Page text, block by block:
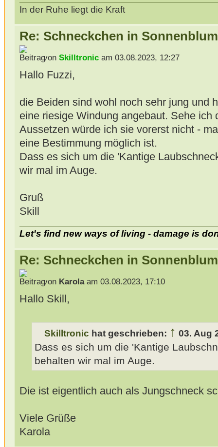
In der Ruhe liegt die Kraft
Re: Schneckchen in
von Skilltronicam 03.08.2023, 12:27
Hallo Fuzzi,
die Beiden sind wohl noch sehr jung und
eine riesige Windung angebaut. Sehe ich
Aussetzen würde ich sie vorerst nicht -
eine Bestimmung möglich ist.
Dass es sich um die 'Kantige
wir mal im Auge.
Gruß
Skill
Let's find new ways of living - damage is
Re: Schneckchen in
von Karolaam 03.08.2023, 17:10
Hallo Skill,
Skilltronic hat geschrieben: ↑ 03. Aug
Dass es sich um die 'Kantige
behalten wir mal im Auge.
Die ist eigentlich auch als Jungschneck
Viele Grüße
Karola